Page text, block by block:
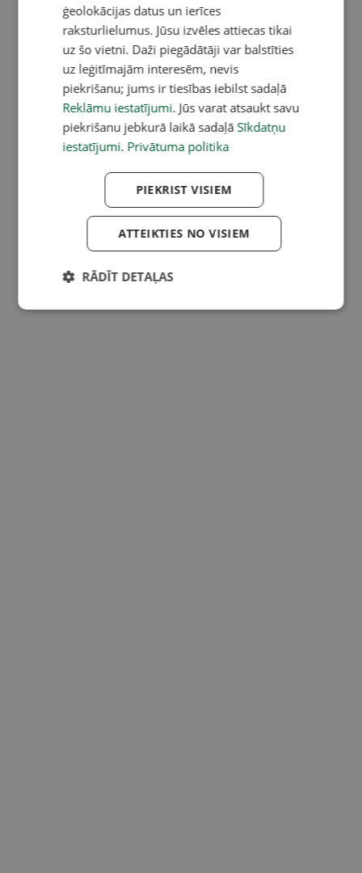
ģeolokācijas datus un ierīces
raksturlielumus. Jūsu izvēles attiecas tikai
uz šo vietni. Daži piegādātāji var balstīties
uz leģitīmajām interesēm, nevis
piekrišanu; jums ir tiesības iebilst sadaļā
Reklāmu iestatījumi. Jūs varat atsaukt savu
piekrišanu jebkurā laikā sadaļā Sīkdatņu
iestatījumi. Privātuma politika
PIEKRIST VISIEM
ATTEIKTIES NO VISIEM
RĀDĪT DETAĻAS